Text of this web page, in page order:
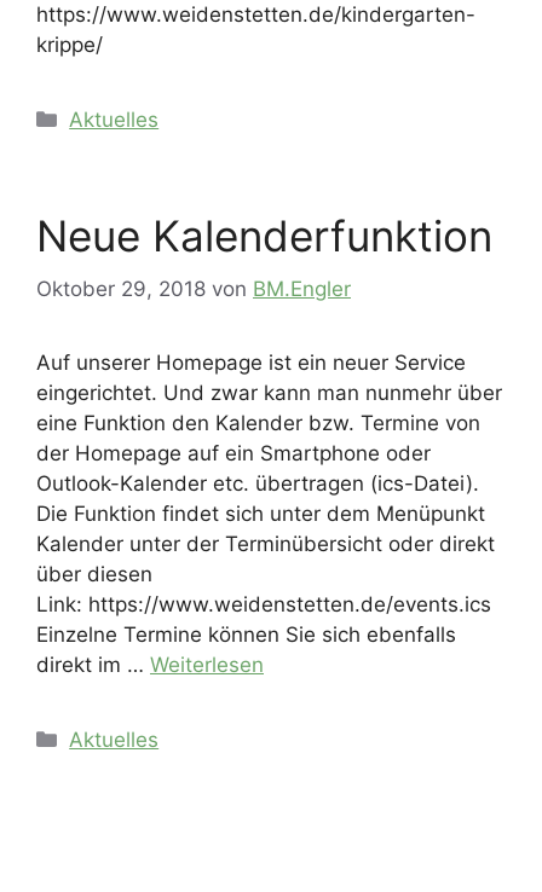
https://www.weidenstetten.de/kindergarten-
krippe/
Kategorien
Aktuelles
Neue Kalenderfunktion
Oktober 29, 2018 von BM.Engler
Auf unserer Homepage ist ein neuer Service
eingerichtet. Und zwar kann man nunmehr über
eine Funktion den Kalender bzw. Termine von
der Homepage auf ein Smartphone oder
Outlook-Kalender etc. übertragen (ics-Datei).
Die Funktion findet sich unter dem Menüpunkt
Kalender unter der Terminübersicht oder direkt
über diesen
Link: https://www.weidenstetten.de/events.ics
Einzelne Termine können Sie sich ebenfalls
direkt im … Weiterlesen
Kategorien
Aktuelles